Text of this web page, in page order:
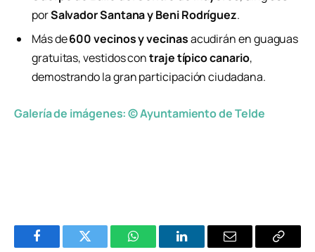
porSalvador Santana y Beni Rodríguez.
Más de600 vecinos y vecinasacudirán en guaguas
gratuitas, vestidos contraje típico canario,
demostrando la gran participación ciudadana.
Galería de imágenes: © Ayuntamiento de Telde
FacebookTwitter WhatsAppLinkedInEmail Copiar